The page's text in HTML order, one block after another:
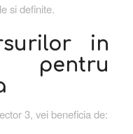
si definite.
in
3, vei beneficia de: